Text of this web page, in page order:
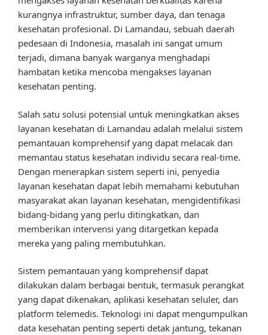
kurangnya infrastruktur, sumber daya, dan tenaga
kesehatan profesional. Di Lamandau, sebuah daerah
pedesaan di Indonesia, masalah ini sangat umum
terjadi, dimana banyak warganya menghadapi
hambatan ketika mencoba mengakses layanan
kesehatan penting.
Salah satu solusi potensial untuk meningkatkan akses
layanan kesehatan di Lamandau adalah melalui sistem
pemantauan komprehensif yang dapat melacak dan
memantau status kesehatan individu secara real-time.
Dengan menerapkan sistem seperti ini, penyedia
layanan kesehatan dapat lebih memahami kebutuhan
masyarakat akan layanan kesehatan, mengidentifikasi
bidang-bidang yang perlu ditingkatkan, dan
memberikan intervensi yang ditargetkan kepada
mereka yang paling membutuhkan.
Sistem pemantauan yang komprehensif dapat
dilakukan dalam berbagai bentuk, termasuk perangkat
yang dapat dikenakan, aplikasi kesehatan seluler, dan
platform telemedis. Teknologi ini dapat mengumpulkan
data kesehatan penting seperti detak jantung, tekanan